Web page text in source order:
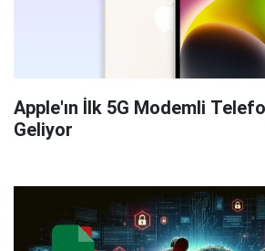
Apple'ın İlk 5G Modemli
Geliyor